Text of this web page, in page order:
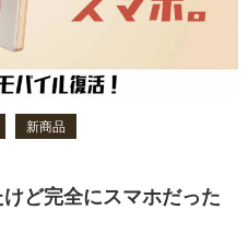
新商品
ど完全にスマホだった